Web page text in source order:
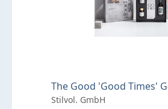
The Good 'Good Times'
Stilvol. GmbH